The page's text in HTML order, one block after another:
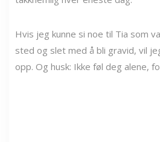
Hvis jeg kunne si noe til Tia som
sted og slet med å bli gravid, vil
opp. Og husk: Ikke føl deg alene,